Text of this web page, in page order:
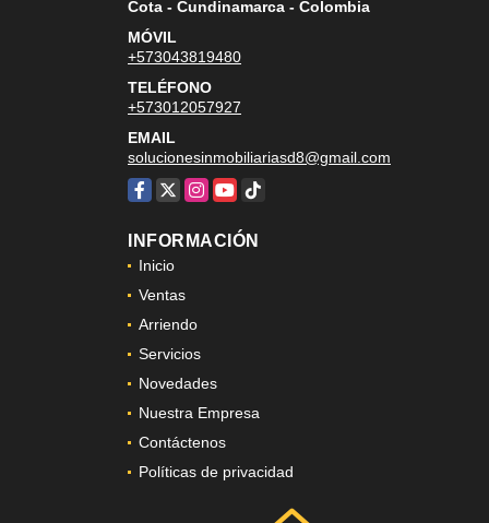
Cota - Cundinamarca - Colombia
MÓVIL
+573043819480
TELÉFONO
+573012057927
EMAIL
solucionesinmobiliariasd8@gmail.com
Facebook
X Instagram
YouTube
TikTok
INFORMACIÓN
Inicio
Ventas
Arriendo
Servicios
Novedades
Nuestra Empresa
Contáctenos
Políticas de privacidad